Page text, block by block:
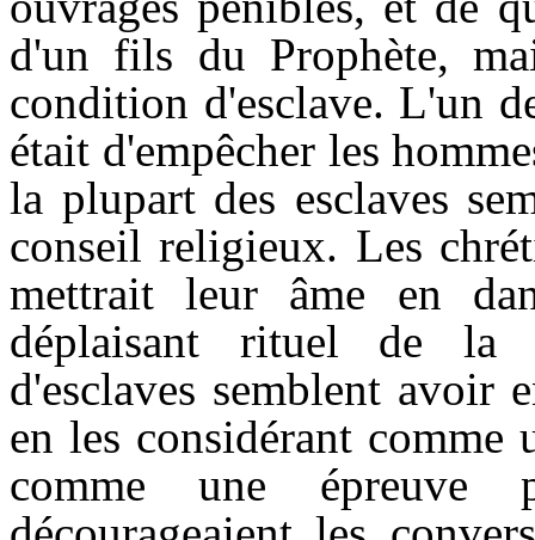
d'un fils du Prophète,
condition d'esclave. L'un
était d'empêcher les
la plupart des esclaves
conseil religieux. Les
mettrait leur âme en
déplaisant rituel de la
d'esclaves semblent avoir
en les considérant comme
comme une